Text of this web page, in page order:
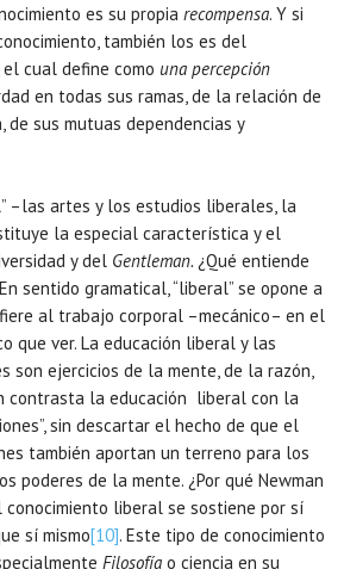
es su propia recompensa. Y si
también los es del
cual define como una percepción
en todas sus ramas, de la relación de
de sus mutuas dependencias y
–las artes y los estudios liberales, la
la especial característica y el
y del Gentleman. ¿Qué entiende
En sentido gramatical, “liberal” se opone a
al trabajo corporal –mecánico– en el
que ver. La educación liberal y las
son ejercicios de la mente, de la razón,
contrasta la educación liberal con la
sin descartar el hecho de que el
también aportan un terreno para los
poderes de la mente. ¿Por qué Newman
conocimiento liberal se sostiene por sí
sí mismo[10]. Este tipo de conocimiento
Filosofía o ciencia en su